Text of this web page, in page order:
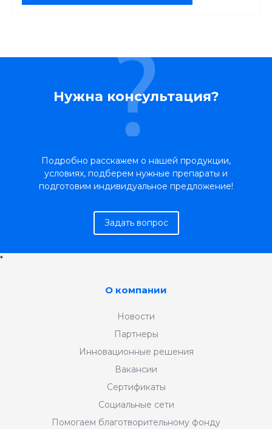
Нужна консультация?
Подробно расскажем о нашей продукции,
условиях, подберем нужные препараты и
подготовим индивидуальное предложение!
Задать вопрос
*
О компании
Новости
Партнеры
Инновационные решения
Вакансии
Сертификаты
Социальные сети
Помогаем благотворительному фонду